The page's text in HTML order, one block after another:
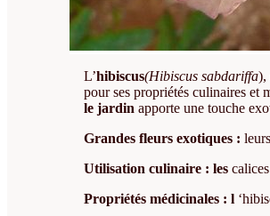
L’hibiscus(Hibiscus sabdariffa),
pour ses propriétés culinaires et
le jardin apporte une touche
Grandes fleurs exotiques :
Utilisation culinaire : les
Propriétés médicinales : l